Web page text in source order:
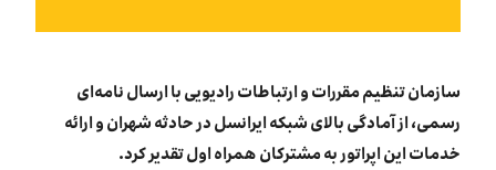
بازارگاه ایرانسل
ترابرد به ایرانسل
سازمان تنظیم مقررات و ارتباطات رادیویی با ارسال نامه‌ای
رسمی، از آمادگی بالای شبکه ایرانسل در حادثه شهران و ارائه
خدمات این اپراتور به مشترکان همراه اول تقدیر کرد.